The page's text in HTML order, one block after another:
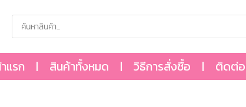
แรก สินค้าทั้งหมด วิธีการสั่งซื้อ ติดต่อ